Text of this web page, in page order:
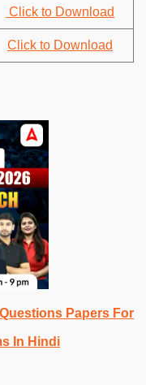
Click to Download
Click to Download
Papers For
In Hindi